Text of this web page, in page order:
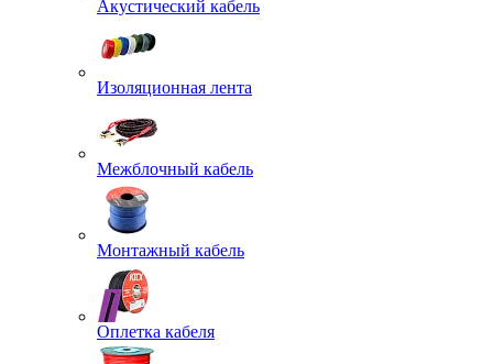
Акустический кабель
Изоляционная лента
Межблочный кабель
Монтажный кабель
Оплетка кабеля